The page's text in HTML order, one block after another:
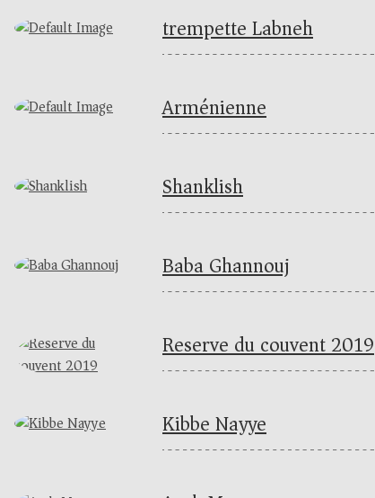
trempette Labneh
Arménienne
Shanklish
Baba Ghannouj
Reserve du couvent 2019
Kibbe Nayye